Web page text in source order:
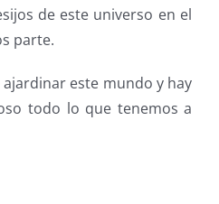
de este universo en el
parte.
ajardinar este mundo y hay
todo lo que tenemos a